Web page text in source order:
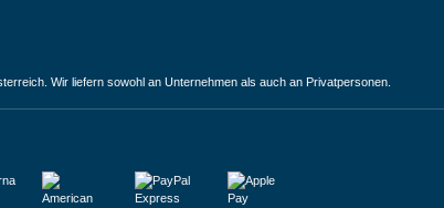
Wir liefern sowohl an Unternehmen als auch an Privatpersonen.